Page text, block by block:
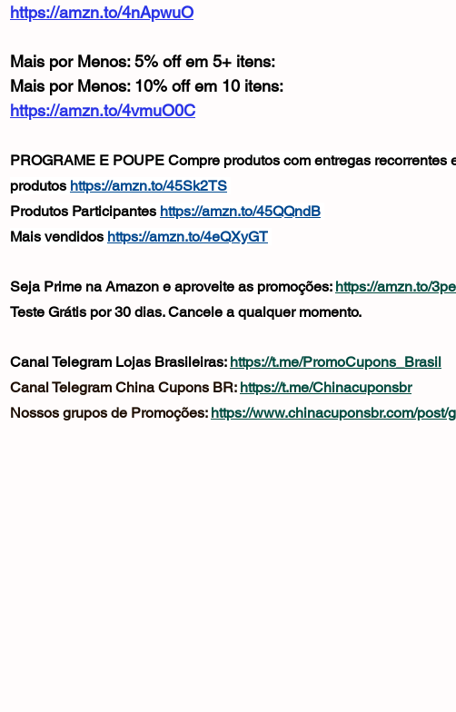
https://amzn.to/4nApwuO
Mais por Menos: 5% off em 5+ itens:
Mais por Menos: 10% off em 10 itens:
https://amzn.to/4vmuO0C
PROGRAME E POUPE Compre produtos com entregas recorrentes
produtos https://amzn.to/45Sk2TS
Produtos Participantes https://amzn.to/45QQndB
Mais vendidos https://amzn.to/4eQXyGT
Seja Prime na Amazon e aproveite as promoções: https://amzn.to/
Teste Grátis por 30 dias. Cancele a qualquer momento.
Canal Telegram Lojas Brasileiras: https://t.me/PromoCupons_Brasil
Canal Telegram China Cupons BR: https://t.me/Chinacuponsbr
Nossos grupos de Promoções: https://www.chinacuponsbr.com/